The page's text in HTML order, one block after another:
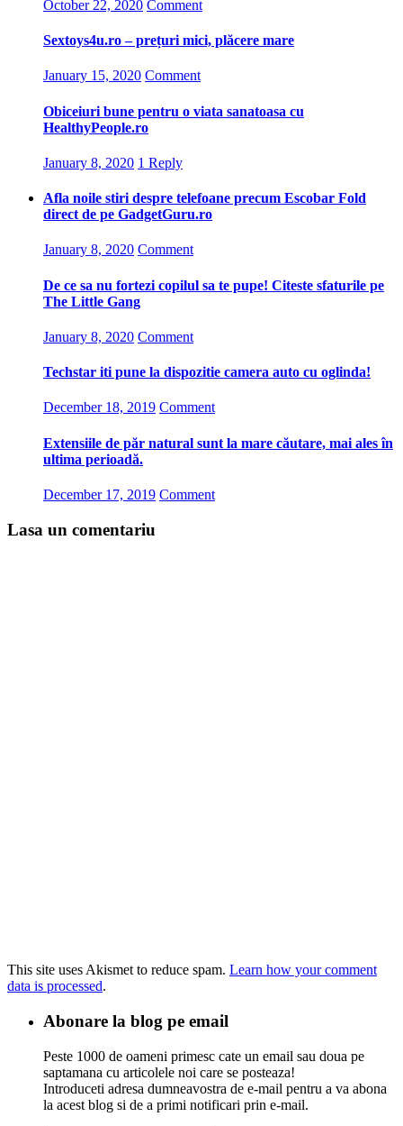
October 22, 2020 Comment
Sextoys4u.ro – prețuri mici, plăcere mare
January 15, 2020 Comment
Obiceiuri bune pentru o viata sanatoasa cu
HealthyPeople.ro
January 8, 2020 1 Reply
Afla noile stiri despre telefoane precum Escobar Fold
direct de pe GadgetGuru.ro
January 8, 2020 Comment
De ce sa nu fortezi copilul sa te pupe! Citeste sfaturile pe
The Little Gang
January 8, 2020 Comment
Techstar iti pune la dispozitie camera auto cu oglinda!
December 18, 2019 Comment
Extensiile de păr natural sunt la mare căutare, mai ales în
ultima perioadă.
December 17, 2019 Comment
Lasa un comentariu
This site uses Akismet to reduce spam. Learn how your comment
data is processed.
Abonare la blog pe email
Peste 1000 de oameni primesc cate un email sau doua pe
saptamana cu articolele noi care se posteaza!
Introduceti adresa dumneavostra de e-mail pentru a va abona
la acest blog si de a primi notificari prin e-mail.